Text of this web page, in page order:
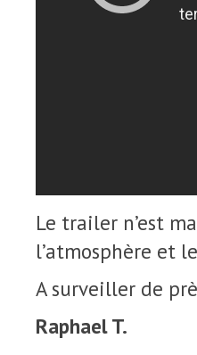
Le trailer n’est
l’atmosphère et
A surveiller de
Raphael T.